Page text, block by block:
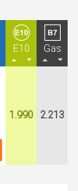
E10 Gas
1.990 2.213